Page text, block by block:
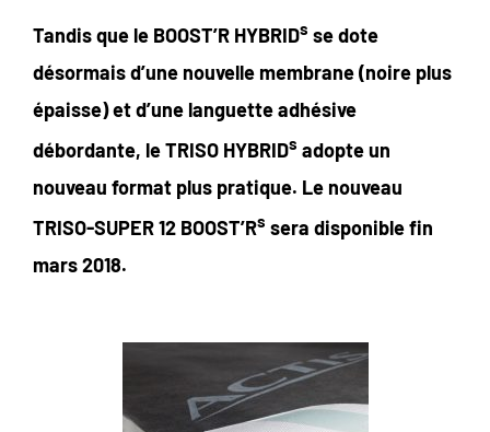
Tandis que le BOOST’R HYBRIDs se dote
désormais d’une nouvelle membrane (noire plus
épaisse) et d’une languette adhésive
débordante, le TRISO HYBRIDs adopte un
nouveau format plus pratique. Le nouveau
TRISO-SUPER 12 BOOST’Rs sera disponible fin
mars 2018.